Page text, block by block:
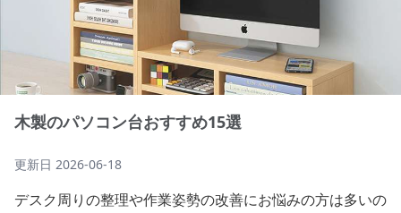
木製のパソコン台おすすめ15選
更新日 2026-06-18
デスク周りの整理や作業姿勢の改善にお悩みの方は多いの